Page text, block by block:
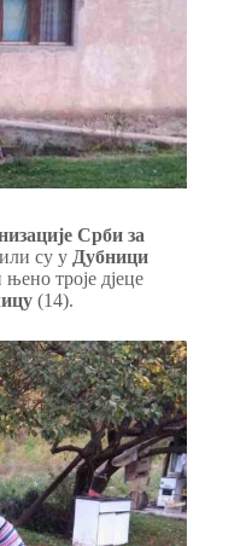
Срби за
су у Дубници
њено троје дјеце
(14).